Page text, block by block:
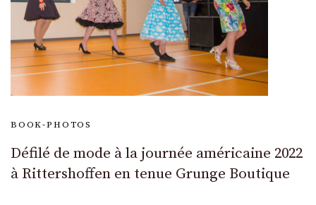
BOOK-PHOTOS
Défilé de mode à la journée américaine 2022
à Rittershoffen en tenue Grunge Boutique